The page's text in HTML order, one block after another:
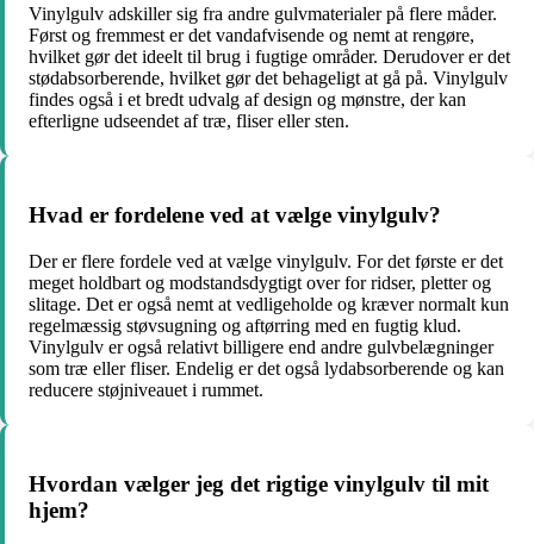
Vinylgulv adskiller sig fra andre gulvmaterialer på flere måder.
Først og fremmest er det vandafvisende og nemt at rengøre,
hvilket gør det ideelt til brug i fugtige områder. Derudover er det
stødabsorberende, hvilket gør det behageligt at gå på. Vinylgulv
findes også i et bredt udvalg af design og mønstre, der kan
efterligne udseendet af træ, fliser eller sten.
Hvad er fordelene ved at vælge vinylgulv?
Der er flere fordele ved at vælge vinylgulv. For det første er det
meget holdbart og modstandsdygtigt over for ridser, pletter og
slitage. Det er også nemt at vedligeholde og kræver normalt kun
regelmæssig støvsugning og aftørring med en fugtig klud.
Vinylgulv er også relativt billigere end andre gulvbelægninger
som træ eller fliser. Endelig er det også lydabsorberende og kan
reducere støjniveauet i rummet.
Hvordan vælger jeg det rigtige vinylgulv til mit
hjem?